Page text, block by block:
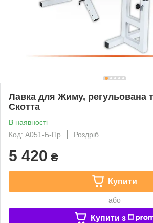
Лавка для Жиму, регульована
Скотта
В наявності
Код: А051-Б-Пр
Роздріб
5 420 ₴
Купити
або
Купити з